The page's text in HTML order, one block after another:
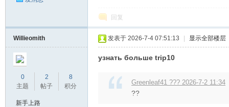
回复
Willieomith
0
主题
2
帖子
8
积分
新手上路
发表于 2026-7-4 07:51:13 显示全部楼层
узнать больше trip10
Greenleaf41 ??? 2026-7-2 11:34
??